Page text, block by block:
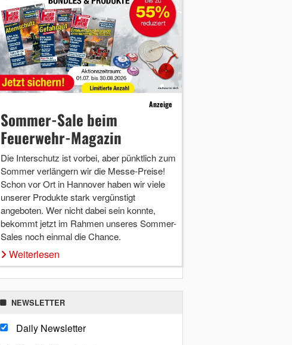
Anzeige
Sommer-Sale beim
Feuerwehr-Magazin
Die Interschutz ist vorbei, aber pünktlich zum
Sommer verlängern wir die Messe-Preise!
Schon vor Ort in Hannover haben wir viele
unserer Produkte stark vergünstigt
angeboten. Wer nicht dabei sein konnte,
bekommt jetzt im Rahmen unseres Sommer-
Sales noch einmal die Chance.
Weiterlesen
NEWSLETTER
Daily Newsletter